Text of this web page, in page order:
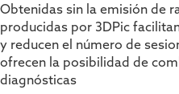
Obtenidas sin la emisión de
producidas por 3DPic
y reducen el número de
ofrecen la posibilidad de
diagnósticas